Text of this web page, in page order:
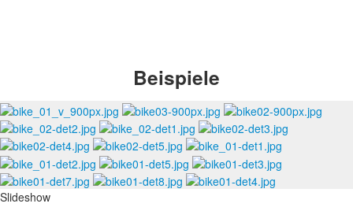
Beispiele
Slideshow